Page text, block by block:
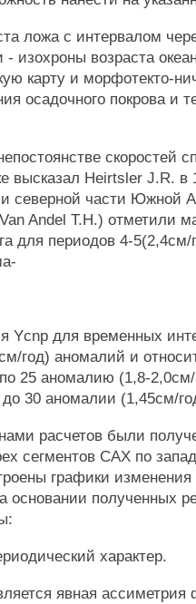
ложа с интервалом
изохроны возраста
карту и морфотекто-
осадочного покрова и
скоростей
высказал Heirtsler J.R. в
северной части Южной
Andel Т.Н.) отметили
для периодов 4-
Ycnp для временных
год) аномалий и
25 аномалию (1,8-
30 аномалии (1,45см/
расчетов были
сегментов САХ по
графики изменения
основании полученных
характер.
явная